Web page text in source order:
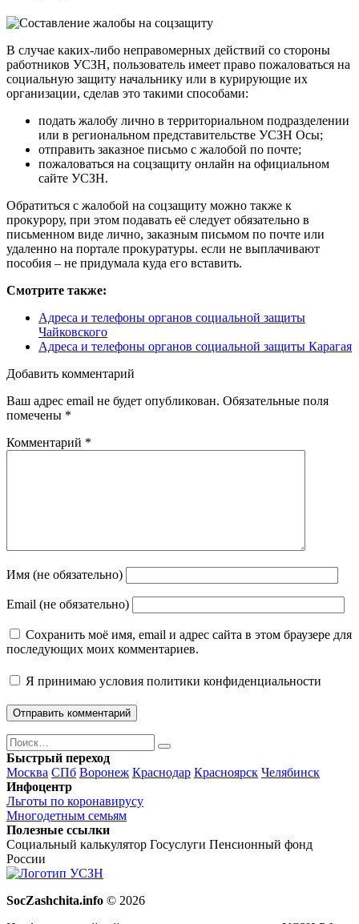
В случае каких-либо неправомерных действий со стороны
работников УСЗН, пользователь имеет право пожаловаться на
социальную защиту начальнику или в курирующие их
организации, сделав это такими способами:
подать жалобу лично в территориальном подразделении
или в региональном представительстве УСЗН Осы;
отправить заказное письмо с жалобой по почте;
пожаловаться на соцзащиту онлайн на официальном
сайте УСЗН.
Обратиться с жалобой на соцзащиту можно также к
прокурору, при этом подавать её следует обязательно в
письменном виде лично, заказным письмом по почте или
удаленно на портале прокуратуры. если не выплачивают
пособия – не придумала куда его вставить.
Смотрите также:
Адреса и телефоны органов социальной защиты
Чайковского
Адреса и телефоны органов социальной защиты Карагая
Добавить комментарий
Ваш адрес email не будет опубликован. Обязательные поля
помечены *
Комментарий *
Имя (не обязательно)
Email (не обязательно)
Сохранить моё имя, email и адрес сайта в этом браузере для
последующих моих комментариев.
Я принимаю условия политики конфиденциальности
Поиск
Найти
Быстрый переход
Москва СПб Воронеж Краснодар Красноярск Челябинск
Инфоцентр
Льготы по коронавирусу
Многодетным семьям
Полезные ссылки
Социальный калькулятор Госуслуги Пенсионный фонд
России
SocZashchita.info © 2026